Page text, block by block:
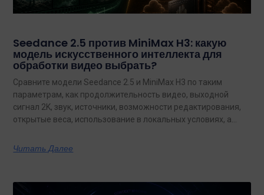
Seedance 2.5 против MiniMax H3: какую
модель искусственного интеллекта для
обработки видео выбрать?
Сравните модели Seedance 2.5 и MiniMax H3 по таким
параметрам, как продолжительность видео, выходной
сигнал 2K, звук, источники, возможности редактирования,
открытые веса, использование в локальных условиях, а
конкретных задач на сегодняшний день.
Читать Далее